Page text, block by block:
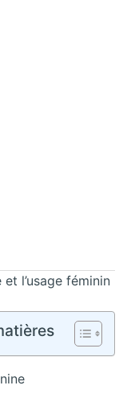
l’usage féminin